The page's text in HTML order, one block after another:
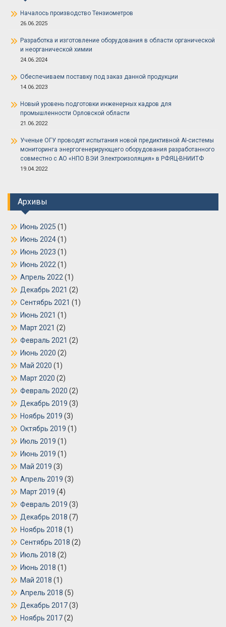
Началось производство Тензиометров
26.06.2025
Разработка и изготовление оборудования в области органической
и неорганической химии
24.06.2024
Обеспечиваем поставку под заказ данной продукции
14.06.2023
Новый уровень подготовки инженерных кадров для
промышленности Орловской области
21.06.2022
Ученые ОГУ проводят испытания новой предиктивной AI-системы
мониторинга энергогенерирующего оборудования разработанного
совместно с АО «НПО ВЭИ Электроизоляция» в РФЯЦ-ВНИИТФ
19.04.2022
Архивы
Июнь 2025 (1)
Июнь 2024(1)
Июнь 2023 (1)
Июнь 2022 (1)
Апрель 2022 (1)
Декабрь 2021 (2)
Сентябрь 2021 (1)
Июнь 2021 (1)
Март 2021 (2)
Февраль 2021 (2)
Июнь 2020 (2)
Май 2020 (1)
Март 2020 (2)
Февраль 2020 (2)
Декабрь 2019 (3)
Ноябрь 2019 (3)
Октябрь 2019 (1)
Июль 2019 (1)
Июнь 2019 (1)
Май 2019 (3)
Апрель 2019 (3)
Март 2019 (4)
Февраль 2019 (3)
Декабрь 2018 (7)
Ноябрь 2018 (1)
Сентябрь 2018 (2)
Июль 2018 (2)
Июнь 2018 (1)
Май 2018 (1)
Апрель 2018 (5)
Декабрь 2017(3)
Ноябрь 2017(2)